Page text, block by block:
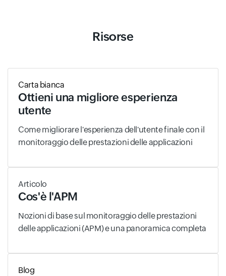
Risorse
Carta bianca
Ottieni una migliore esperienza
utente
Come migliorare l'esperienza dell'utente finale con il
monitoraggio delle prestazioni delle applicazioni
Articolo
Cos'è l'APM
Nozioni di base sul monitoraggio delle prestazioni
delle applicazioni (APM) e una panoramica completa
Blog